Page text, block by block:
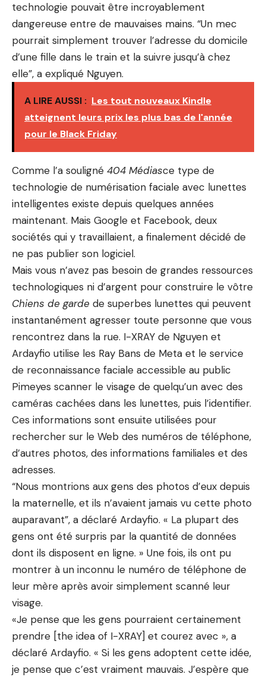
technologie pouvait être incroyablement
dangereuse entre de mauvaises mains. “Un mec
pourrait simplement trouver l’adresse du domicile
d’une fille dans le train et la suivre jusqu’à chez
elle”, a expliqué Nguyen.
A LIRE AUSSI : Les tout nouveaux Kindle
atteignent leurs prix les plus bas de l'année
pour le Black Friday
Comme l’a souligné 404 Médiasce type de
technologie de numérisation faciale avec lunettes
intelligentes existe depuis quelques années
maintenant. Mais Google et Facebook, deux
sociétés qui y travaillaient, a finalement décidé de
ne pas publier son logiciel.
Mais vous n’avez pas besoin de grandes ressources
technologiques ni d’argent pour construire le vôtre
Chiens de garde de superbes lunettes qui peuvent
instantanément agresser toute personne que vous
rencontrez dans la rue. I-XRAY de Nguyen et
Ardayfio utilise les Ray Bans de Meta et le service
de reconnaissance faciale accessible au public
Pimeyes scanner le visage de quelqu’un avec des
caméras cachées dans les lunettes, puis l’identifier.
Ces informations sont ensuite utilisées pour
rechercher sur le Web des numéros de téléphone,
d’autres photos, des informations familiales et des
adresses.
“Nous montrions aux gens des photos d’eux depuis
la maternelle, et ils n’avaient jamais vu cette photo
auparavant”, a déclaré Ardayfio. « La plupart des
gens ont été surpris par la quantité de données
dont ils disposent en ligne. » Une fois, ils ont pu
montrer à un inconnu le numéro de téléphone de
leur mère après avoir simplement scanné leur
visage.
«Je pense que les gens pourraient certainement
prendre [the idea of I-XRAY] et courez avec », a
déclaré Ardayfio. « Si les gens adoptent cette idée,
je pense que c’est vraiment mauvais. J’espère que